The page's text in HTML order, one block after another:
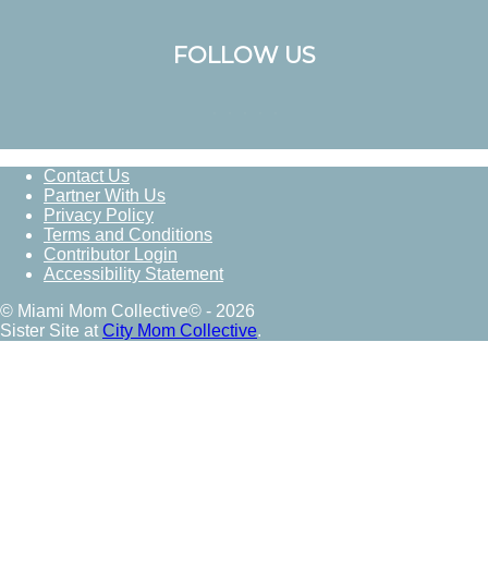
FOLLOW US
Contact Us
Partner With Us
Privacy Policy
Terms and Conditions
Contributor Login
Accessibility Statement
© Miami Mom Collective© - 2026
Sister Site at City Mom Collective.